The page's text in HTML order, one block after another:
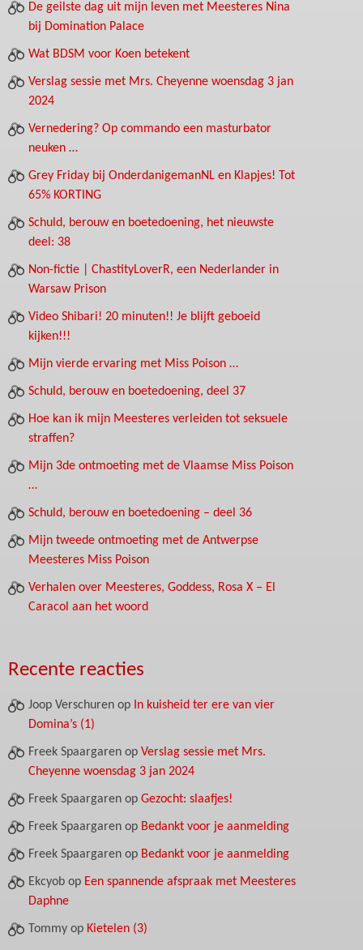
De geilste dag uit mijn leven met Meesteres Nina
bij Domination Palace
Wat BDSM voor Koen betekent
Verslag sessie met Mrs. Cheyenne woensdag 3 jan
2024
Vernedering? Op commando een masturbator
neuken …
Grey Friday bij OnderdanigemanNL en Klapjes! Tot
65% KORTING
Schuld, berouw en boetedoening, het nieuwste
deel: 38
Non-fictie | ChastityLoverR, een Nederlander in
Warsaw Prison
Video Shibari! 20 minuten!! Je blijft geboeid
kijken!!!
Mijn vierde ervaring met Miss Poison …
Schuld, berouw en boetedoening, deel 37
Hoe kan ik mijn Meesteres verleiden tot seksuele
straffen?
Mijn 3de ontmoeting met de Vlaamse Miss Poison
…
Schuld, berouw en boetedoening – deel 36
Mijn tweede ontmoeting met de Antwerpse
Meesteres Miss Poison
Verhalen over Meesteres, Goddess, Rosa X – El
Caracol aan het woord
Recente reacties
Joop Verschuren op In kuisheid ter ere van vier
Domina’s (1)
Freek Spaargaren op Verslag sessie met Mrs.
Cheyenne woensdag 3 jan 2024
Freek Spaargaren op Gezocht: slaafjes!
Freek Spaargaren op Bedankt voor je aanmelding
Freek Spaargaren op Bedankt voor je aanmelding
Ekcyob op Een spannende afspraak met Meesteres
Daphne
Tommy op Kietelen (3)